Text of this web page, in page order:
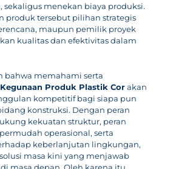
sekaligus menekan biaya produksi.
produk tersebut pilihan strategis
maupun pemilik proyek
kualitas dan efektivitas dalam
bahwa memahami serta
Kegunaan Produk Plastik Corakan
kompetitif bagi siapa pun
konstruksi. Dengan peran
kekuatan struktur, peran
operasional, serta
keberlanjutan lingkungan,
masa kini yang menjawab
masa depan. Oleh karena itu,